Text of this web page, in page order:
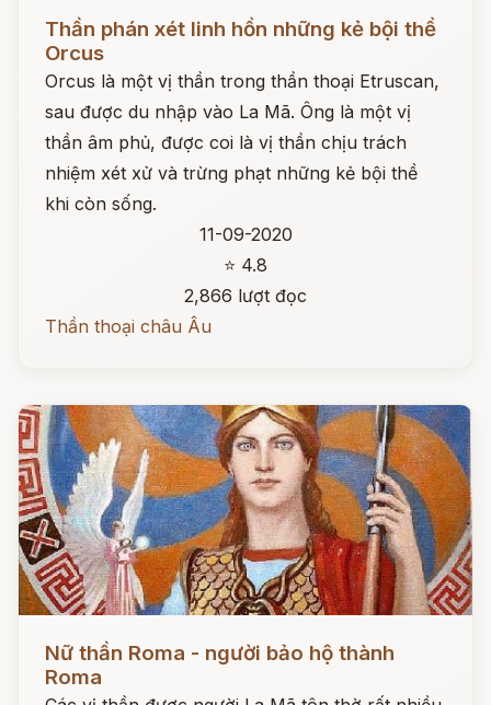
Đọc ngay
Thần phán xét linh hồn những kẻ bội thề
Orcus
Orcus là một vị thần trong thần thoại Etruscan,
sau được du nhập vào La Mã. Ông là một vị
thần âm phủ, được coi là vị thần chịu trách
nhiệm xét xử và trừng phạt những kẻ bội thề
khi còn sống.
11-09-2020
⭐ 4.8
2,866 lượt đọc
Thần thoại châu Âu
Nữ thần Roma - người bảo hộ thành
Roma